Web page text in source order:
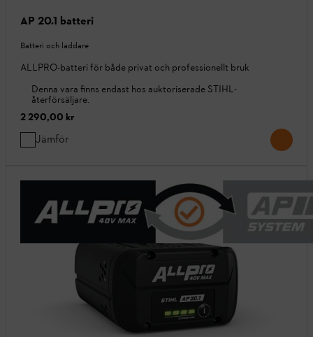
AP 20.1 batteri
Batteri och laddare
ALLPRO-batteri för både privat och professionellt bruk
Denna vara finns endast hos auktoriserade STIHL-
återförsäljare.
2 290,00 kr
Jämför